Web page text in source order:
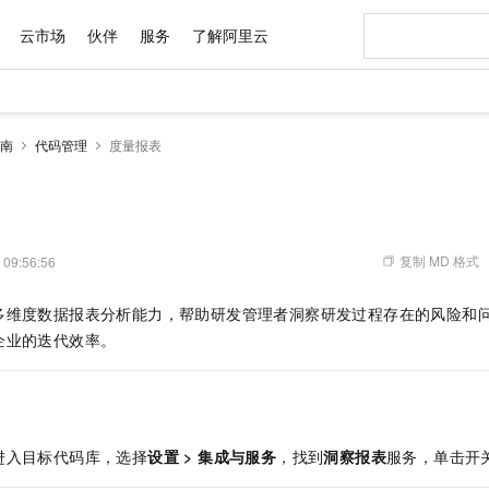
云市场 伙伴 服务 了解阿里云
代码管理 度量报表
复制 MD 格式
度数据报表分析能力，帮助研发管理者洞察研发过程存在的风险和
的迭代效率。
目标代码库，选择设置 >集成与服务 ，找到洞察报表服务，单击开